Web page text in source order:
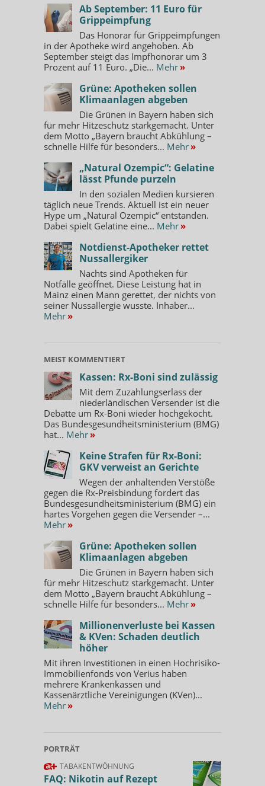
Ab September: 11 Euro für
Grippeimpfung
Das Honorar für Grippeimpfungen
in der Apotheke wird angehoben. Ab
September steigt das Impfhonorar um 3
Prozent auf 11 Euro. „Die... Mehr »
Grüne: Apotheken sollen
Klimaanlagen abgeben
Die Grünen in Bayern haben sich
für mehr Hitzeschutz starkgemacht. Unter
dem Motto „Bayern braucht Abkühlung –
schnelle Hilfe für besonders... Mehr »
„Natural Ozempic“: Gelatine
lässt Pfunde purzeln
In den sozialen Medien kursieren
täglich neue Trends. Aktuell ist ein neuer
Hype um „Natural Ozempic“ entstanden.
Dabei spielt Gelatine eine... Mehr »
Notdienst-Apotheker rettet
Nussallergiker
Nachts sind Apotheken für
Notfälle geöffnet. Diese Leistung hat in
Mainz einen Mann gerettet, der nichts von
seiner Nussallergie wusste. Inhaber...
Mehr »
MEIST KOMMENTIERT
Kassen: Rx-Boni sind zulässig
Mit dem Zuzahlungserlass der
niederländischen Versender ist die
Debatte um Rx-Boni wieder hochgekocht.
Das Bundesgesundheitsministerium (BMG)
hat... Mehr »
Keine Strafen für Rx-Boni:
GKV verweist an Gerichte
Wegen der anhaltenden Verstöße
gegen die Rx-Preisbindung fordert das
Bundesgesundheitsministerium (BMG) ein
hartes Vorgehen gegen die Versender –...
Mehr »
Grüne: Apotheken sollen
Klimaanlagen abgeben
Die Grünen in Bayern haben sich
für mehr Hitzeschutz starkgemacht. Unter
dem Motto „Bayern braucht Abkühlung –
schnelle Hilfe für besonders... Mehr »
Millionenverluste bei Kassen
& KVen: Schaden deutlich
höher
Mit ihren Investitionen in einen Hochrisiko-
Immobilienfonds von Verius haben
mehrere Krankenkassen und
Kassenärztliche Vereinigungen (KVen)...
Mehr »
PORTRÄT
TABAKENTWÖHNUNG
FAQ: Nikotin auf Rezept